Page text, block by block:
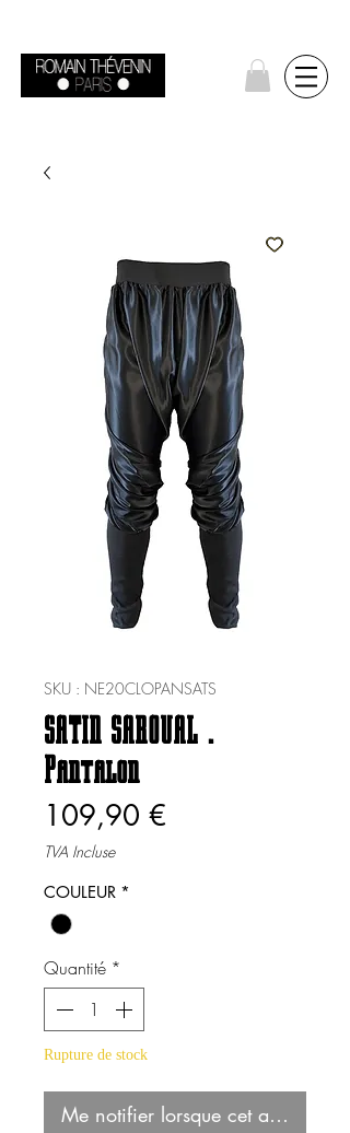
SKU : NE20CLOPANSATS
SATIN SAROUAL .
Pantalon
109,90 €
TVA Incluse
COULEUR *
Quantité *
Rupture de stock
Me notifier lorsque cet article est